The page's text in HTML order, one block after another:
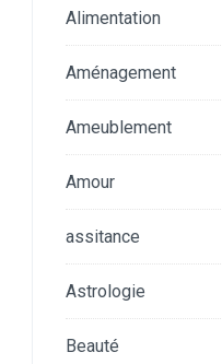
Alimentation
Aménagement
Ameublement
Amour
assitance
Astrologie
Beauté